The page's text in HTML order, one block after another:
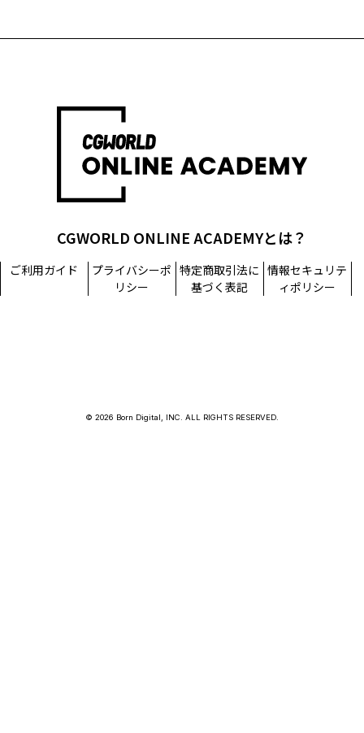
CGWORLD ONLINE ACADEMYとは？
ご利用ガイド
プライバシーポ
リシー
特定商取引法に
基づく表記
情報セキュリテ
ィポリシー
© 2026 Born Digital, INC. ALL RIGHTS RESERVED.